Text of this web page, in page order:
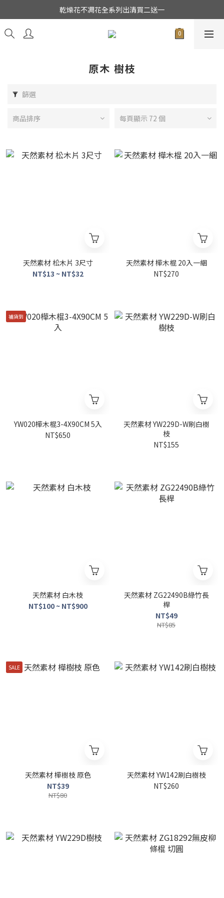
★日本東京堂花材系列全面出清特價中★
乾燥花不凋花全系列出清買二送一
★日本東京堂花材系列全面出清特價中★
原木 樹枝
篩選
商品排序 每頁顯示 72 個
天然素材 松木片 3尺寸
NT$13 ~ NT$32
天然素材 樺木棍 20入一綑
NT$270
補貨到
YW020樺木棍3-4X90CM 5入
NT$650
天然素材 YW229D-W刷白樹
枝
NT$155
天然素材 白木枝
NT$100 ~ NT$900
天然素材 ZG22490B綠竹長
桿
NT$49
NT$85
SALE
天然素材 樺樹枝 原色
NT$39
NT$80
天然素材 YW142刷白樹枝
NT$260